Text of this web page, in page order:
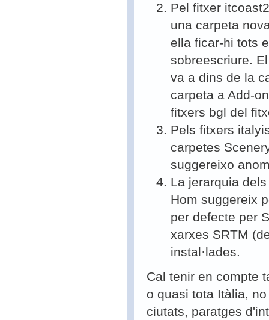
Pel fitxer
una carpeta
ella ficar-hi tots
sobreescriure.
va a dins de la
carpeta a Add-
fitxers bgl del
Pels fitxers
carpetes
suggereixo
La jerarquia
Hom suggereix
per defecte per
xarxes SRTM
instal·lades.
Cal tenir en compte
o quasi tota Itàlia,
ciutats, paratges